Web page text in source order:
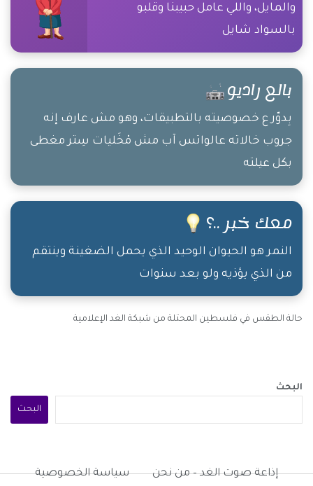
والمايل، واللي عامل حبيبنا وقلبو
بالسواد شايل
بالع راديو
بِدوّر ع خصوصيته بالتطبيقات، وهو مش عارف إنه
جروب خالاته عالواتس آب مش مْخَليات سِتر مغطى
بكل عيلته
معك خبر ..؟
النمر هو الحيوان الوحيد الذي يحمل الضغينة وينتقم
من الذي يؤذيه ولو بعد سنوات
حالة الطقس في فلسطين المحتلة من شبكة الغد الإعلامية
البحث
البحث
إذاعة صوت الغد – من نحن سياسة الخصوصية